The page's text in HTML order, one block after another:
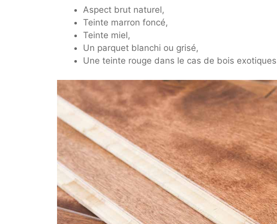
Aspect brut naturel,
Teinte marron foncé,
Teinte miel,
Un parquet blanchi ou grisé,
Une teinte rouge dans le cas de bois